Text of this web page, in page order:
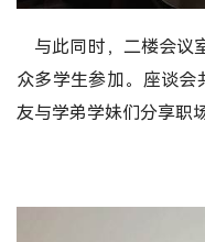
与此同时，二楼会议
众多学生参加。座谈
友与学弟学妹们分享职